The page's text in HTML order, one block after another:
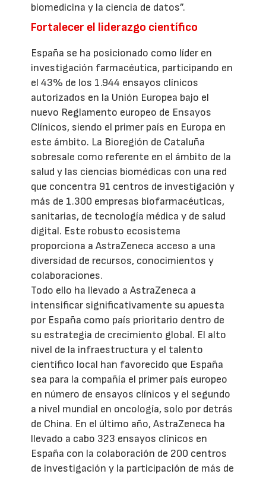
biomedicina y la ciencia de datos”.
Fortalecer el liderazgo científico
España se ha posicionado como líder en
investigación farmacéutica, participando en
el 43% de los 1.944 ensayos clínicos
autorizados en la Unión Europea bajo el
nuevo Reglamento europeo de Ensayos
Clínicos, siendo el primer país en Europa en
este ámbito. La Bioregión de Cataluña
sobresale como referente en el ámbito de la
salud y las ciencias biomédicas con una red
que concentra 91 centros de investigación y
más de 1.300 empresas biofarmacéuticas,
sanitarias, de tecnología médica y de salud
digital. Este robusto ecosistema
proporciona a AstraZeneca acceso a una
diversidad de recursos, conocimientos y
colaboraciones.
Todo ello ha llevado a AstraZeneca a
intensificar significativamente su apuesta
por España como país prioritario dentro de
su estrategia de crecimiento global. El alto
nivel de la infraestructura y el talento
científico local han favorecido que España
sea para la compañía el primer país europeo
en número de ensayos clínicos y el segundo
a nivel mundial en oncología, solo por detrás
de China. En el último año, AstraZeneca ha
llevado a cabo 323 ensayos clínicos en
España con la colaboración de 200 centros
de investigación y la participación de más de